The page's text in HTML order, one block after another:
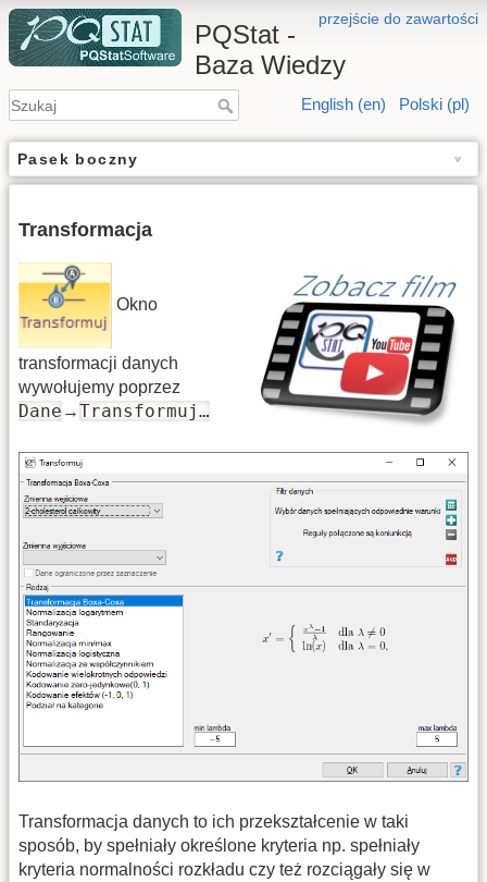
przejście do zawartości
PQStat -
Baza Wiedzy
English (en) Polski (pl)
Pasek boczny
Transformacja
Okno
transformacji danych
wywołujemy poprzez
Dane →Transformuj…
Transformacja danych to ich przekształcenie w taki
sposób, by spełniały określone kryteria np. spełniały
kryteria normalności rozkładu czy też rozciągały się w